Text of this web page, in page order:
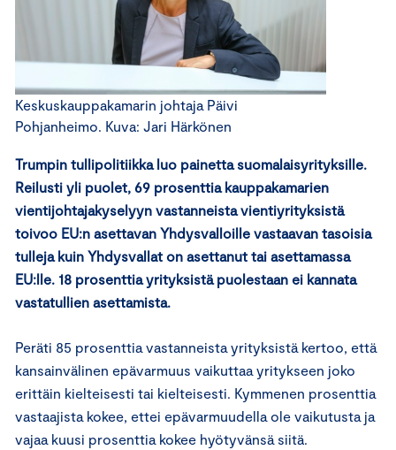
Keskuskauppakamarin johtaja Päivi
Pohjanheimo. Kuva: Jari Härkönen
Trumpin tullipolitiikka luo painetta suomalaisyrityksille.
Reilusti yli puolet, 69 prosenttia kauppakamarien
vientijohtajakyselyyn vastanneista vientiyrityksistä
toivoo EU:n asettavan Yhdysvalloille vastaavan tasoisia
tulleja kuin Yhdysvallat on asettanut tai asettamassa
EU:lle. 18 prosenttia yrityksistä puolestaan ei kannata
vastatullien asettamista.
Peräti 85 prosenttia vastanneista yrityksistä kertoo, että
kansainvälinen epävarmuus vaikuttaa yritykseen joko
erittäin kielteisesti tai kielteisesti. Kymmenen prosenttia
vastaajista kokee, ettei epävarmuudella ole vaikutusta ja
vajaa kuusi prosenttia kokee hyötyvänsä siitä.